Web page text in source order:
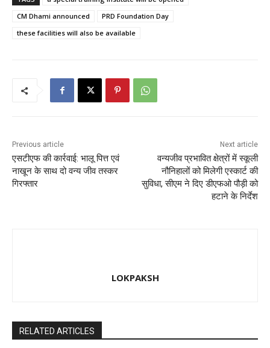
e
b
o
d
n
l
e
CM Dhami announced
PRD Foundation Day
these facilities will also be available
Previous article
एसटीएफ की कार्रवाई: भालू पित्त एवं
नाखून के साथ दो वन्य जीव तस्कर
गिरफ्तार
Next article
वन्यजीव प्रभावित क्षेत्रों में स्कूली
नौनिहालों को मिलेगी एस्कार्ट की
सुविधा, सीएम ने दिए डीएफओ पौड़ी को
हटाने के निर्देश
LOKPAKSH
RELATED ARTICLES